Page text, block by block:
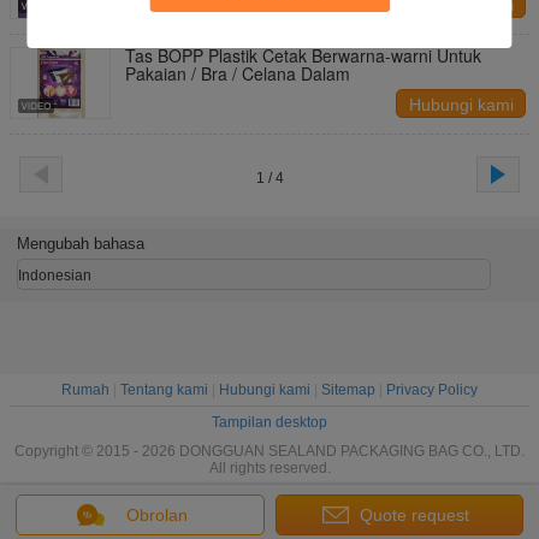
Hubungi kami
Tas BOPP Plastik Cetak Berwarna-warni Untuk
Pakaian / Bra / Celana Dalam
Hubungi kami
1 / 4
Obrolan Quote request
Mengubah bahasa
Indonesian
Rumah Tentang kami Hubungi kami Sitemap
Privacy Policy
Tampilan desktop
Copyright © 2015 - 2026 DONGGUAN SEALAND PACKAGING BAG CO., LTD.
All rights reserved.